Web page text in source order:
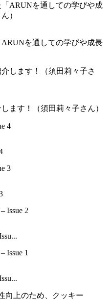
を通しての学びや成長
ます！（須田莉々子さん）
向上のため、クッキー